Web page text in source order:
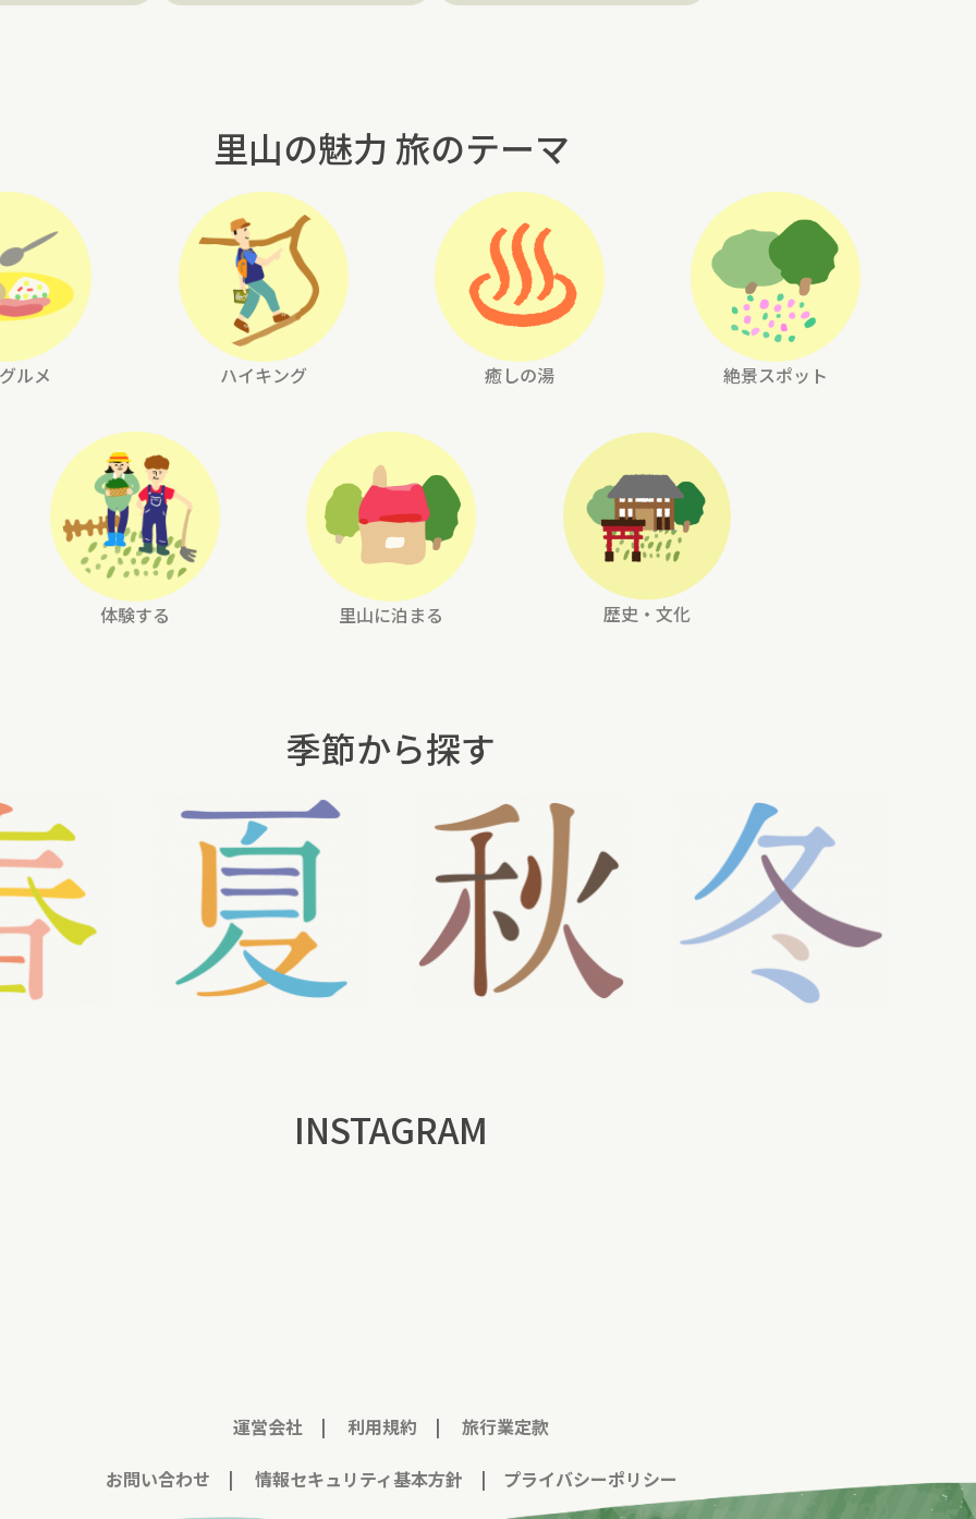
里山の魅力 旅のテーマ
ルメ ハイキング 癒しの湯 絶景スポット
体験する 里山に泊まる 歴史・文化
季節から探す
INSTAGRAM
運営会社 | 利用規約 | 旅行業定款
お問い合わせ | 情報セキュリティ基本方針 | プライバシーポリシー